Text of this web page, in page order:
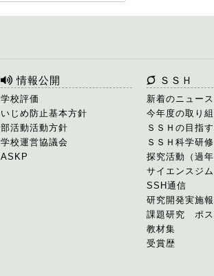
情報公開
学校評価
いじめ防止基本方針
部活動活動方針
学校運営協議会
ASKP
ＳＳＨ
新着のニュース
今年度の取り
ＳＳＨの目指
ＳＳＨ科学研
探究活動（過年
サイエンスジム
SSH通信
研究開発実施
課題研究 ポス
教材集
受賞歴